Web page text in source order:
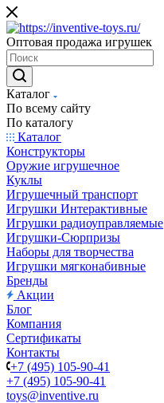
Оптовая продажа игрушек
Каталог
По всему сайту
По каталогу
Каталог
Конструкторы
Оружие игрушечное
Куклы
Игрушечный транспорт
Игрушки Интерактивные
Игрушки радиоуправляемые
Игрушки-Сюрпризы
Наборы для творчества
Игрушки мягконабивные
Бренды
Акции
Блог
Компания
Сертификаты
Контакты
+7 (495) 105-90-41
+7 (495) 105-90-41
toys@inventive.ru